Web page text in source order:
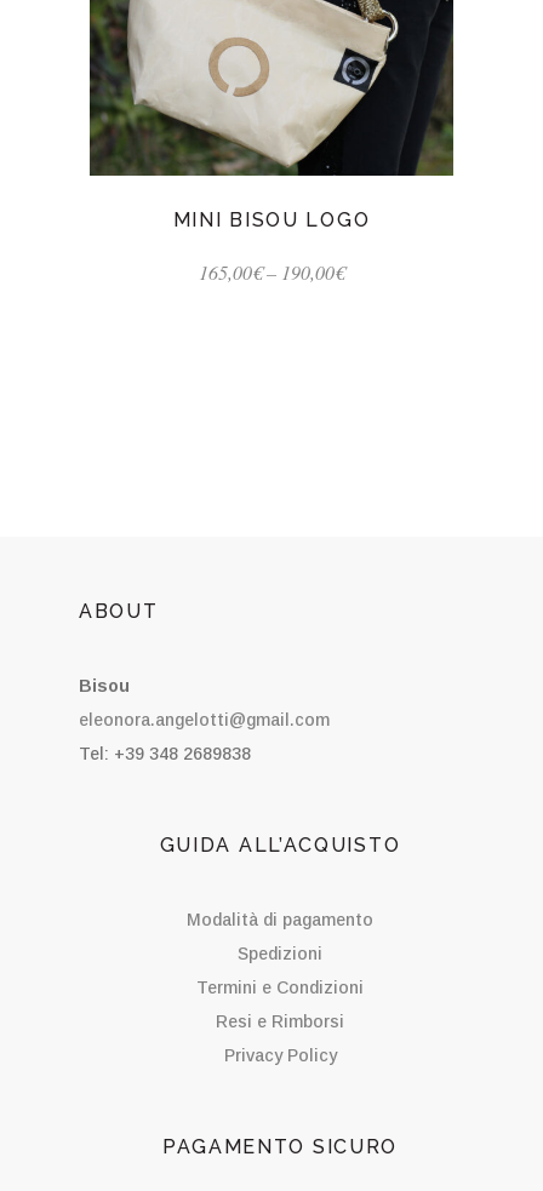
MINI BISOU LOGO
165,00€– 190,00€
ABOUT
Bisou
eleonora.angelotti@gmail.com
Tel: +39 348 2689838
GUIDA ALL’ACQUISTO
Modalità di pagamento
Spedizioni
Termini e Condizioni
Resi e Rimborsi
Privacy Policy
PAGAMENTO SICURO